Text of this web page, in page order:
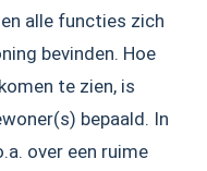
alle functies zich
bevinden. Hoe
te zien, is
bepaald. In
over een ruime